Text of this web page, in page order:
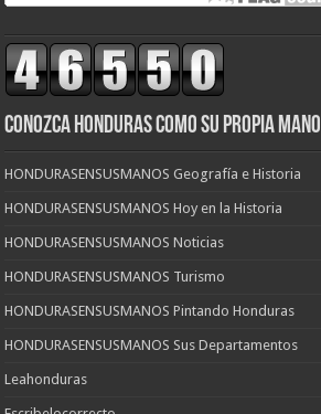
CONOZCA HONDURAS COMO SU PROPIA MANO
HONDURASENSUSMANOS Geografía e Historia
HONDURASENSUSMANOS Hoy en la Historia
HONDURASENSUSMANOS Noticias
HONDURASENSUSMANOS Turismo
HONDURASENSUSMANOS Pintando Honduras
HONDURASENSUSMANOS Sus Departamentos
Leahonduras